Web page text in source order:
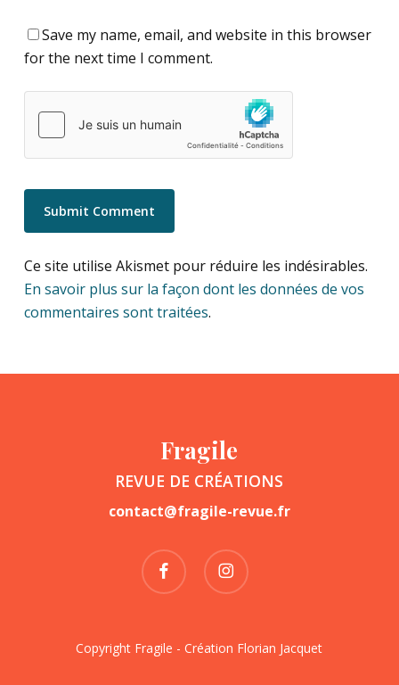
Save my name, email, and website in this browser
for the next time I comment.
Ce site utilise Akismet pour réduire les indésirables.
En savoir plus sur la façon dont les données de vos
commentaires sont traitées.
Fragile
REVUE DE CRÉATIONS
contact@fragile-revue.fr
facebook instagram
Copyright Fragile - Création Florian Jacquet